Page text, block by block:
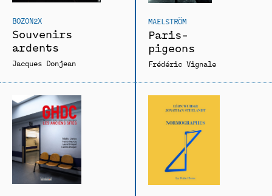
BOZON2X
Souvenirs
ardents
Jacques Donjean
MAELSTRÖM
Paris-
pigeons
Frédéric Vignale